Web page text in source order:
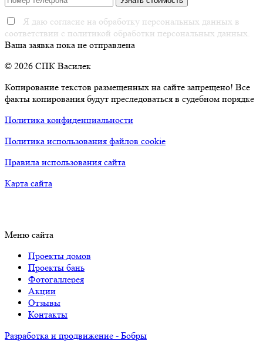
Я даю согласие на обработку персональных данных в
соответствии с политикой обработки персональных данных.
Ваша заявка пока не отправлена
© 2026 СПК Василек
Копирование текстов размещенных на сайте запрещено! Все
факты копирования будут преследоваться в судебном порядке
Политика конфиденциальности
Политика использования файлов cookie
Правила использования сайта
Карта сайта
Меню сайта
Проекты домов
Проекты бань
Фотогаллерея
Акции
Отзывы
Контакты
Разработка и продвижение - Бобры